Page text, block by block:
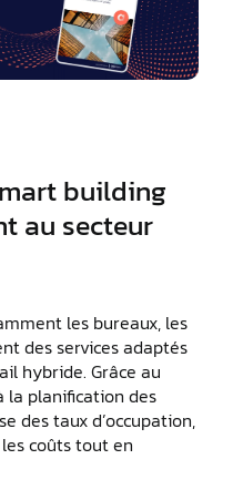
building
au secteur
les bureaux, les
des services adaptés
hybride. Grâce au
la planification des
des taux d’occupation,
coûts tout en